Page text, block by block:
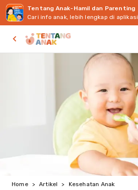
Tentang Anak-Hamil dan Parenting
Cari info anak, lebih lengkap di aplikasi
Home > Artikel >
Kesehatan Anak